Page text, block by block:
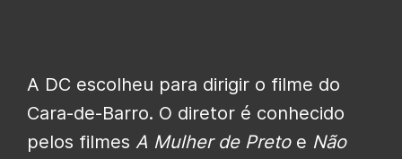
A DC escolheu para dirigir o filme do
Cara-de-Barro. O diretor é conhecido
pelos filmes A Mulher de Pretoe Não